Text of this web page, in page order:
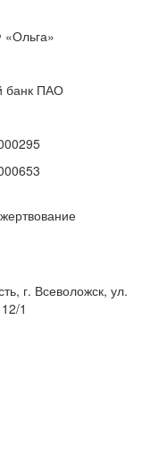
«Ольга»
банк ПАО
г. Всеволожск, ул.
1